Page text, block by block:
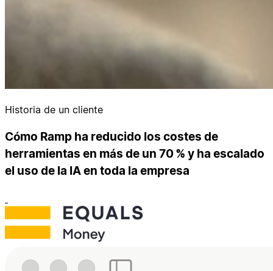
Historia de un cliente
Cómo Ramp ha reducido los costes de
herramientas en más de un 70 % y ha escalado
el uso de la IA en toda la empresa